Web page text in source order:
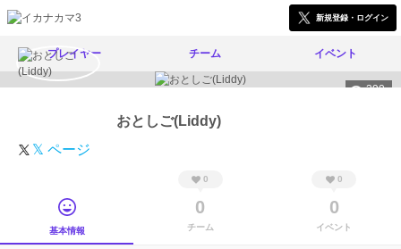
新規登録・ログイン
プレイヤー チーム イベント
390
おとしご(Liddy)
𝕏 ページ
基本情報
0
0
チーム
0
0
イベント